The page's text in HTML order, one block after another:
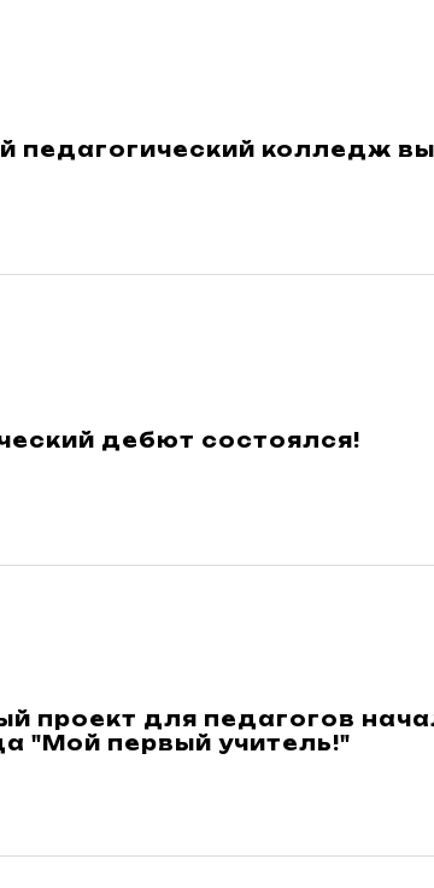
педагогический колледж
дебют состоялся!
проект для педагогов
"Мой первый учитель!"